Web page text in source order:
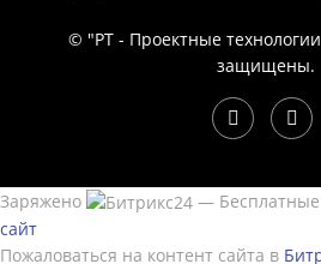
© "РТ - Проектные
защищены.
Заряжено —
сайт
Пожаловаться на контент cайта в